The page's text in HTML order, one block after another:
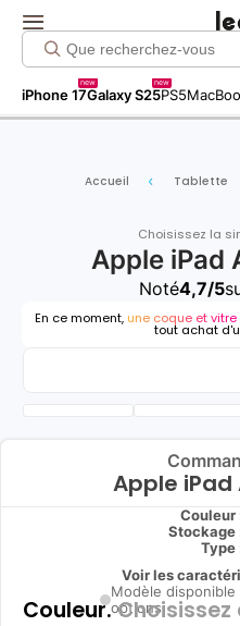
iPhone 17
new
Galaxy S25
new
PS5
Accueil Tablette
Choisissez la
Apple iPad
Noté4,7/5
En ce moment, une coque et
tout achat
Apple iPad
Couleur
Stockage
Type
Voir les
Modèle disponible
options
Couleur.Choisissez